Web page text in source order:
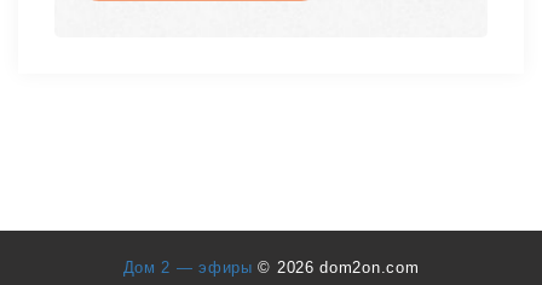
Дом 2 — эфиры© 2026 dom2on.com